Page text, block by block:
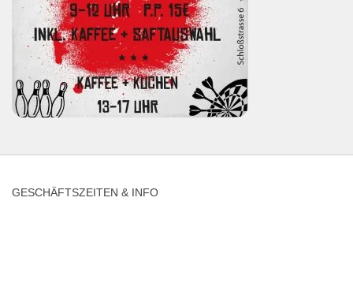
GESCHÄFTSZEITEN & INFO